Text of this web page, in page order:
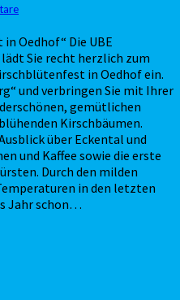
Oedhof“ Die UBE
Sie recht herzlich zum
in Oedhof ein.
und verbringen Sie mit Ihrer
gemütlichen
Kirschbäumen.
über Eckental und
und Kaffee sowie die erste
Durch den milden
in den letzten
Jahr schon…